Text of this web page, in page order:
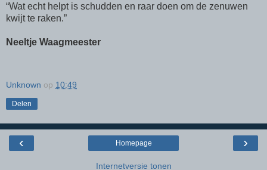
“Wat echt helpt is schudden en raar doen om de zenuwen
kwijt te raken.”
Neeltje Waagmeester
Unknown op 10:49
Delen
‹ ›
Homepage
Internetversie tonen